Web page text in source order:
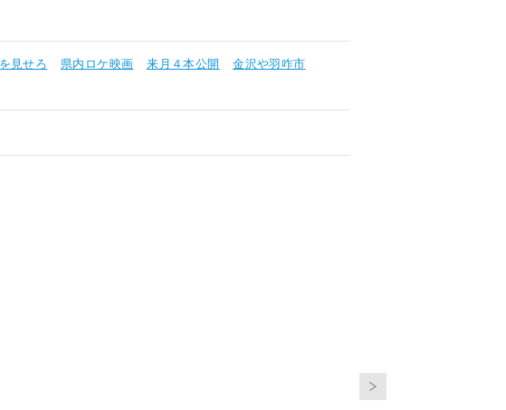
見せろ 県内ロケ映画 来月４本公開
金沢や羽咋市